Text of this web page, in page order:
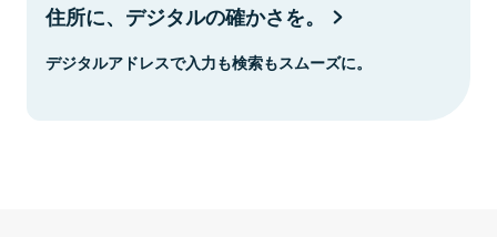
住所に、デジタルの確かさを。
デジタルアドレスで入力も検索もスムーズに。